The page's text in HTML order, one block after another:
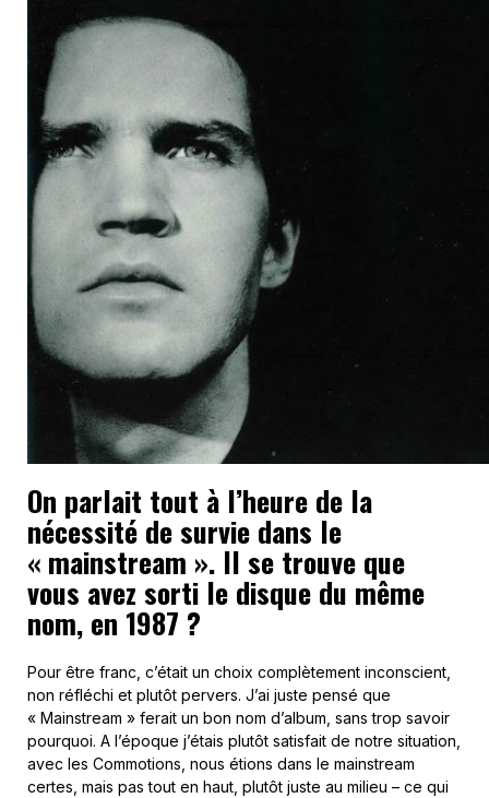
On parlait tout à l’heure de la
nécessité de survie dans le
« mainstream ». Il se trouve que
vous avez sorti le disque du même
nom, en 1987 ?
Pour être franc, c’était un choix complètement inconscient,
non réfléchi et plutôt pervers. J’ai juste pensé que
« Mainstream » ferait un bon nom d’album, sans trop savoir
pourquoi. A l’époque j’étais plutôt satisfait de notre situation,
avec les Commotions, nous étions dans le mainstream
certes, mais pas tout en haut, plutôt juste au milieu – ce qui